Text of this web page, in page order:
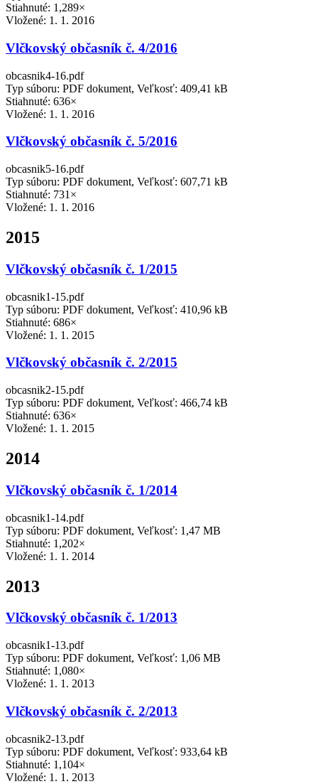
Stiahnuté: 1,289×
Vložené: 1. 1. 2016
Vlčkovský občasník č. 4/2016
obcasnik4-16.pdf
Typ súboru: PDF dokument, Veľkosť: 409,41 kB
Stiahnuté: 636×
Vložené: 1. 1. 2016
Vlčkovský občasník č. 5/2016
obcasnik5-16.pdf
Typ súboru: PDF dokument, Veľkosť: 607,71 kB
Stiahnuté: 731×
Vložené: 1. 1. 2016
2015
Vlčkovský občasník č. 1/2015
obcasnik1-15.pdf
Typ súboru: PDF dokument, Veľkosť: 410,96 kB
Stiahnuté: 686×
Vložené: 1. 1. 2015
Vlčkovský občasník č. 2/2015
obcasnik2-15.pdf
Typ súboru: PDF dokument, Veľkosť: 466,74 kB
Stiahnuté: 636×
Vložené: 1. 1. 2015
2014
Vlčkovský občasník č. 1/2014
obcasnik1-14.pdf
Typ súboru: PDF dokument, Veľkosť: 1,47 MB
Stiahnuté: 1,202×
Vložené: 1. 1. 2014
2013
Vlčkovský občasník č. 1/2013
obcasnik1-13.pdf
Typ súboru: PDF dokument, Veľkosť: 1,06 MB
Stiahnuté: 1,080×
Vložené: 1. 1. 2013
Vlčkovský občasník č. 2/2013
obcasnik2-13.pdf
Typ súboru: PDF dokument, Veľkosť: 933,64 kB
Stiahnuté: 1,104×
Vložené: 1. 1. 2013